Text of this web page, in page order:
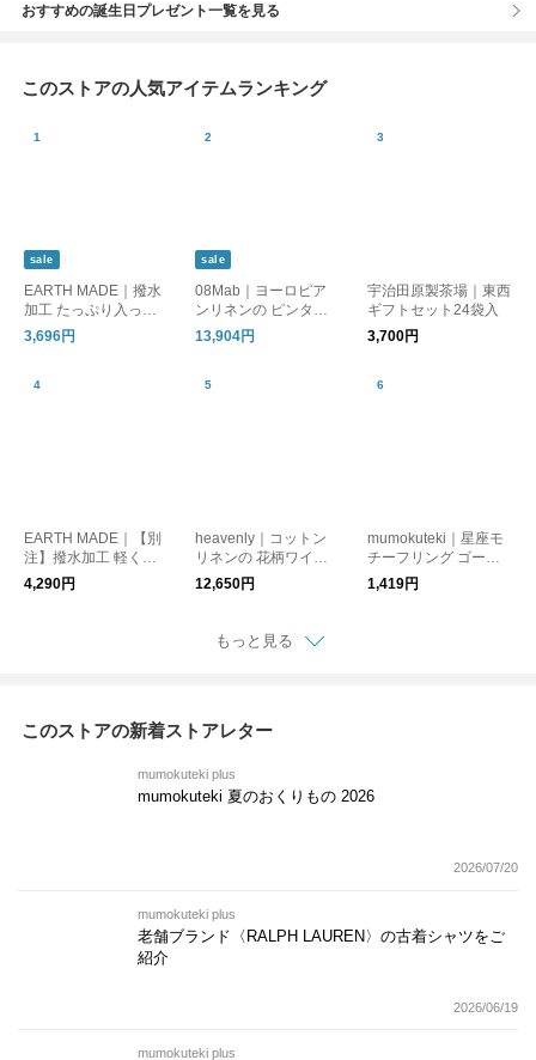
おすすめの誕生日プレゼント一覧を見る
このストアの人気アイテムランキング
sale
EARTH MADE｜撥水
加工 たっぷり入っ
て、 軽やかに持てる
リップストップ2WAY
3,696円
sale
08Mab｜ヨーロピア
ンリネンの ピンタッ
クワンピース
13,904円
宇治田原製茶場｜東西
ギフトセット24袋入
3,700円
EARTH MADE｜【別
注】撥水加工 軽くて
使い勝手がいい ナイ
ロンボンサック
4,290円
heavenly｜コットン
リネンの 花柄ワイド
パンツ
12,650円
mumokuteki｜星座モ
チーフリング ゴール
ド
1,419円
もっと見る
このストアの新着ストアレター
mumokuteki plus
mumokuteki 夏のおくりもの 2026
2026/07/20
mumokuteki plus
老舗ブランド〈RALPH LAUREN〉の古着シャツをご
紹介
2026/06/19
mumokuteki plus